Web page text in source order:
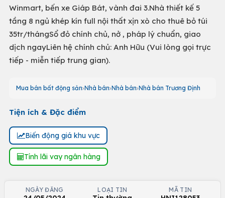
Winmart, bến xe Giáp Bát, vành đai 3.Nhà thiết kế 5
tầng 8 ngủ khép kín full nội thất xịn xò cho thuê bỏ túi
35tr/thángSổ đỏ chính chủ, nở , pháp lý chuẩn, giao
dịch ngayLiên hệ chính chủ: Anh Hữu (Vui lòng gọi trực
tiếp - miễn tiếp trung gian).
Mua bán bất động sản Nhà bán Nhà bán Nhà bán Trương Định
Tiện ích & Đặc điểm
Biến động giá khu vực
Tính lãi vay ngân hàng
NGÀY ĐĂNG LOẠI TIN MÃ TIN